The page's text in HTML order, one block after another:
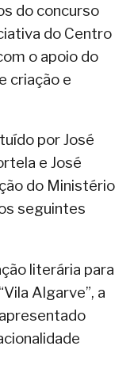
do concurso
do Centro
o apoio do
criação e
por José
e José
do Ministério
seguintes
literária para
Algarve”, a